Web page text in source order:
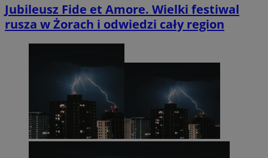
Jubileusz Fide et Amore. Wielki festiwal
rusza w Żorach i odwiedzi cały region